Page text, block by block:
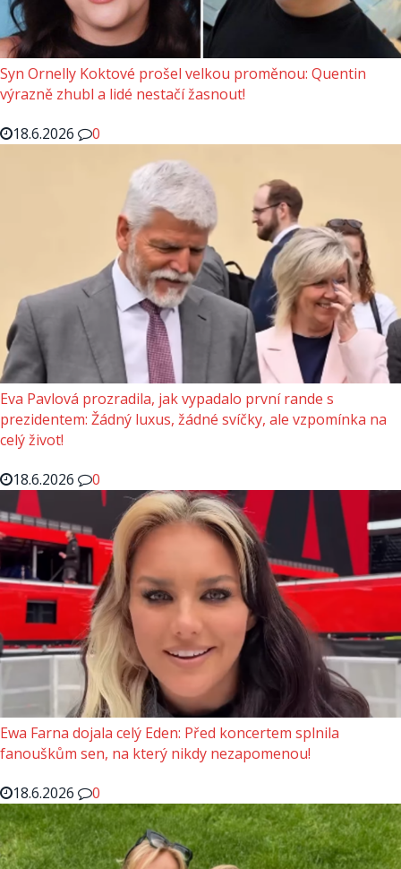
Syn Ornelly Koktové prošel velkou proměnou: Quentin
výrazně zhubl a lidé nestačí žasnout!
18.6.2026
0
Eva Pavlová prozradila, jak vypadalo první rande s
prezidentem: Žádný luxus, žádné svíčky, ale vzpomínka na
celý život!
18.6.2026
0
Ewa Farna dojala celý Eden: Před koncertem splnila
fanouškům sen, na který nikdy nezapomenou!
18.6.2026
0